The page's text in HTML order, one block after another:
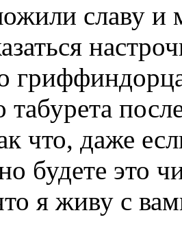
славу и
табурета
что, даже
будете это
я живу с